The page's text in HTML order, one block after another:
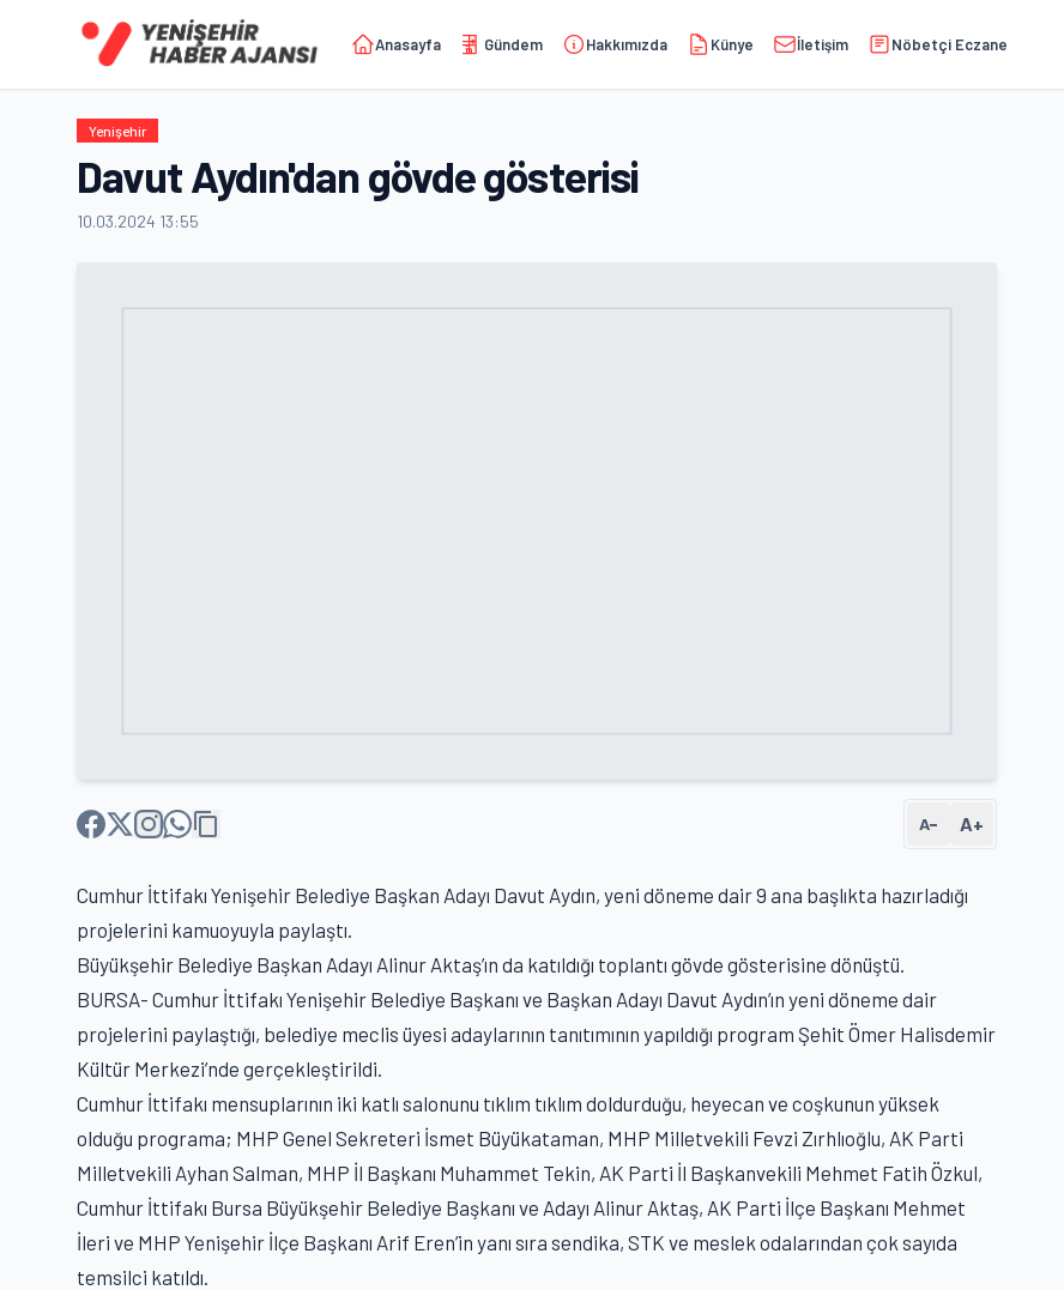
Anasayfa Gündem Hakkımızda Künye İletişim Nöbetçi Eczane
Yenişehir
Davut Aydın'dan gövde gösterisi
10.03.2024 13:55
A− A+
Cumhur İttifakı Yenişehir Belediye Başkan Adayı Davut Aydın, yeni döneme dair 9 ana başlıkta hazırladığı
projelerini kamuoyuyla paylaştı.
Büyükşehir Belediye Başkan Adayı Alinur Aktaş’ın da katıldığı toplantı gövde gösterisine dönüştü.
BURSA- Cumhur İttifakı Yenişehir Belediye Başkanı ve Başkan Adayı Davut Aydın’ın yeni döneme dair
projelerini paylaştığı, belediye meclis üyesi adaylarının tanıtımının yapıldığı program Şehit Ömer Halisdemir
Kültür Merkezi’nde gerçekleştirildi.
Cumhur İttifakı mensuplarının iki katlı salonunu tıklım tıklım doldurduğu, heyecan ve coşkunun yüksek
olduğu programa; MHP Genel Sekreteri İsmet Büyükataman, MHP Milletvekili Fevzi Zırhlıoğlu, AK Parti
Milletvekili Ayhan Salman, MHP İl Başkanı Muhammet Tekin, AK Parti İl Başkanvekili Mehmet Fatih Özkul,
Cumhur İttifakı Bursa Büyükşehir Belediye Başkanı ve Adayı Alinur Aktaş, AK Parti İlçe Başkanı Mehmet
İleri ve MHP Yenişehir İlçe Başkanı Arif Eren’in yanı sıra sendika, STK ve meslek odalarından çok sayıda
temsilci katıldı.